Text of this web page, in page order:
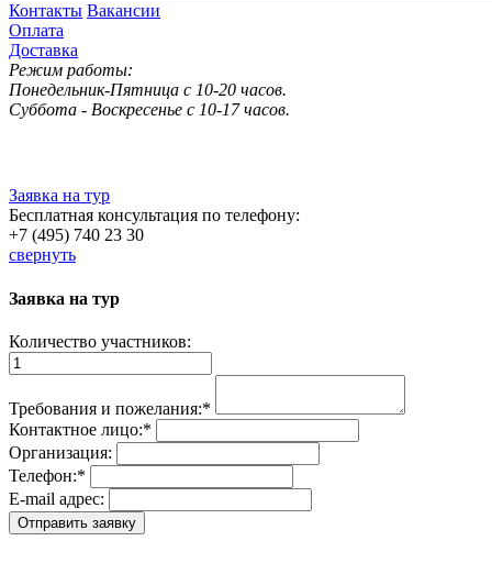
Контакты Вакансии
Оплата
Доставка
Режим работы:
Понедельник-Пятница с 10-20 часов.
Суббота - Воскресенье с 10-17 часов.
Заявка на тур
Бесплатная консультация по телефону:
+7 (495) 740 23 30
свернуть
Заявка на тур
Количество участников:
Требования и пожелания:*
Контактное лицо:*
Организация:
Телефон:*
E-mail адрес: